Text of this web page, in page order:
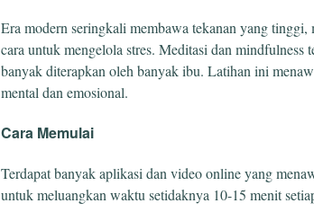
Era modern seringkali membawa tekanan yang tinggi,
cara untuk mengelola stres. Meditasi dan mindfulness
banyak diterapkan oleh banyak ibu. Latihan ini
mental dan emosional.
Cara Memulai
Terdapat banyak aplikasi dan video online yang
untuk meluangkan waktu setidaknya 10-15 menit